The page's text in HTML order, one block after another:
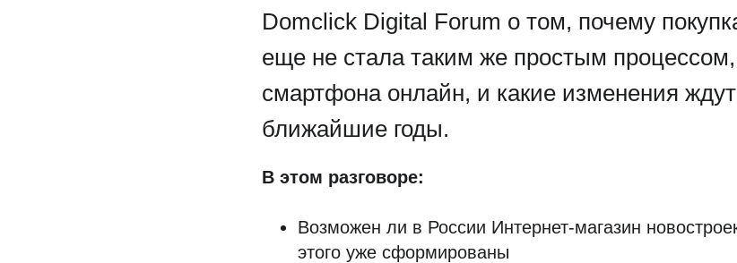
Domclick Digital Forum о том, почему
еще не стала таким же простым процессом,
смартфона онлайн, и какие изменения
ближайшие годы.
В этом разговоре:
Возможен ли в России Интернет-магазин
этого уже сформированы